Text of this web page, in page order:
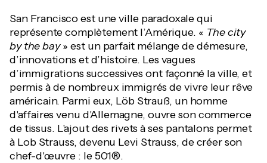
San Francisco est une ville paradoxale qui
représente complètement l’Amérique. « The city
by the bay» est un parfait mélange de démesure,
d’innovations et d’histoire. Les vagues
d’immigrations successives ont façonné la ville, et
permis à de nombreux immigrés de vivre leur rêve
américain. Parmi eux, Löb Strauß, un homme
d'affaires venu d'Allemagne, ouvre son commerce
de tissus. L'ajout des rivets à ses pantalons permet
à Lob Strauss, devenu Levi Strauss, de créer son
chef-d'œuvre : le 501®.